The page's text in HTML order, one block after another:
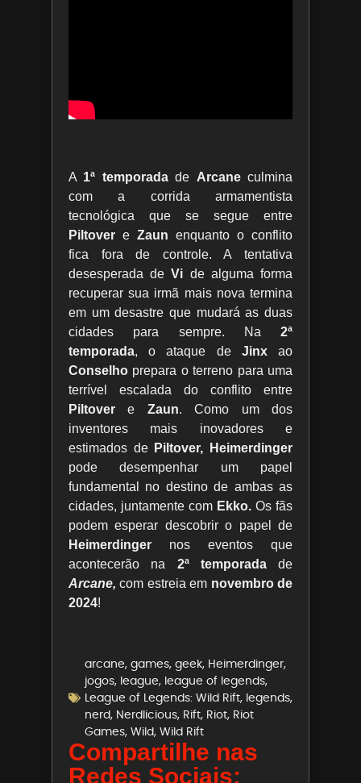
A 1ª temporadade Arcaneculmina
com a corrida armamentista
tecnológica que se segue entre
Piltover e Zaun enquanto o conflito
fica fora de controle. A tentativa
desesperada deVi de alguma forma
recuperar sua irmã mais nova termina
em um desastre que mudará as duas
cidades para sempre. Na 2ª
temporada, o ataque de Jinxao
Conselho prepara o terreno para uma
terrível escalada do conflito entre
Piltover e Zaun. Como um dos
inventores mais inovadores e
estimados de Piltover, Heimerdinger
pode desempenhar um papel
fundamental no destino de ambas as
cidades, juntamente com Ekko. Os fãs
podem esperar descobrir o papel de
Heimerdinger nos eventos que
acontecerão na 2ª temporadade
Arcane, com estreia em novembro de
2024!
arcane, games, geek, Heimerdinger,
jogos, league, league of legends,
League of Legends: Wild Rift, legends,
nerd, Nerdlicious, Rift, Riot, Riot
Games, Wild, Wild Rift
Compartilhe nas
Redes Sociais: